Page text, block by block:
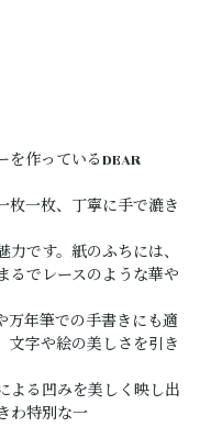
を作っているDEAR
枚一枚、丁寧に手で漉き
です。紙のふちには、
るでレースのような華や
万年筆での手書きにも適
文字や絵の美しさを引き
よる凹みを美しく映し出
わ特別な一